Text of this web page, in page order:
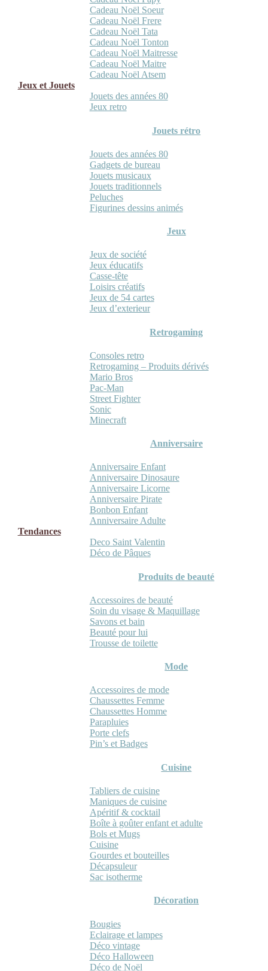
Cadeau Noël Soeur
Cadeau Noël Frere
Cadeau Noël Tata
Cadeau Noël Tonton
Cadeau Noël Maitresse
Cadeau Noël Maitre
Cadeau Noël Atsem
Jeux et Jouets
Jouets des années 80
Jeux retro
Jouets rétro
Jouets des années 80
Gadgets de bureau
Jouets musicaux
Jouets traditionnels
Peluches
Figurines dessins animés
Jeux
Jeux de société
Jeux éducatifs
Casse-tête
Loisirs créatifs
Jeux de 54 cartes
Jeux d’exterieur
Retrogaming
Consoles retro
Retrogaming – Produits dérivés
Mario Bros
Pac-Man
Street Fighter
Sonic
Minecraft
Anniversaire
Anniversaire Enfant
Anniversaire Dinosaure
Anniversaire Licorne
Anniversaire Pirate
Bonbon Enfant
Anniversaire Adulte
Tendances
Deco Saint Valentin
Déco de Pâques
Produits de beauté
Accessoires de beauté
Soin du visage & Maquillage
Savons et bain
Beauté pour lui
Trousse de toilette
Mode
Accessoires de mode
Chaussettes Femme
Chaussettes Homme
Parapluies
Porte clefs
Pin’s et Badges
Cuisine
Tabliers de cuisine
Maniques de cuisine
Apéritif & cocktail
Boîte à goûter enfant et adulte
Bols et Mugs
Cuisine
Gourdes et bouteilles
Décapsuleur
Sac isotherme
Décoration
Bougies
Eclairage et lampes
Déco vintage
Déco Halloween
Déco de Noël